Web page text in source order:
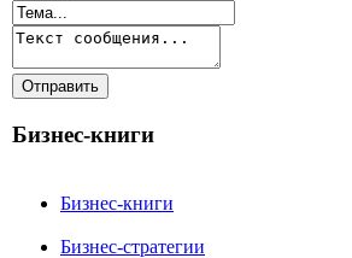
Бизнес-книги
Бизнес-книги
Бизнес-стратегии